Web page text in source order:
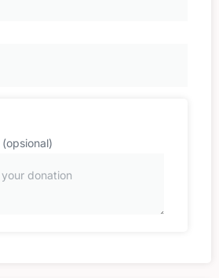
(opsional)